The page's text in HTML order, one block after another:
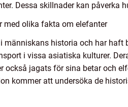
Dessa skillnader kan påverka
med olika fakta om elefanter
historia och har haft
i vissa asiatiska kulturer.
också jagats för sina betar och
kommer att undersöka de